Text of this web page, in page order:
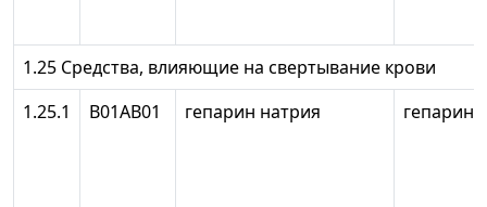
1.25 Средства, влияющие на свертывание крови
1.25.1
В01АВ01 гепарин натрия гепарин